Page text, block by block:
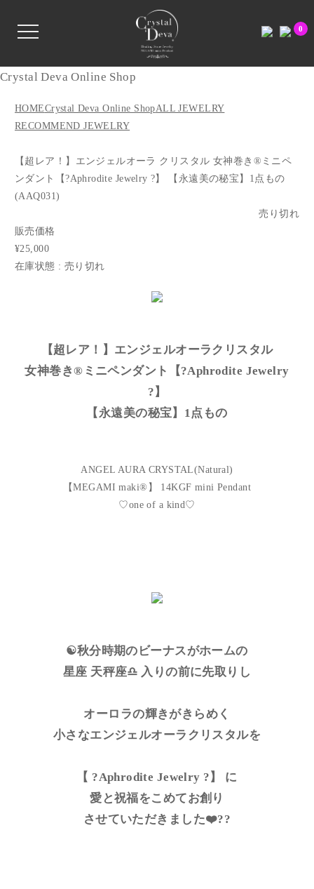
0
Crystal Deva Online Shop
HOMECrystal Deva Online ShopALL JEWELRY
RECOMMEND JEWELRY
【超レア！】エンジェルオーラ クリスタル 女神巻き®︎ミニペ
ンダント【?Aphrodite Jewelry ?】 【永遠美の秘宝】1点もの
(AAQ031)
売り切れ
販売価格
¥25,000
在庫状態 : 売り切れ
【超レア！】エンジェルオーラクリスタル
女神巻き®︎ミニペンダント【?Aphrodite Jewelry
?】
【永遠美の秘宝】1点もの
ANGEL AURA CRYSTAL(Natural)
【MEGAMI maki®︎】 14KGF mini Pendant
♡one of a kind♡
☯️秋分時期のビーナスがホームの
星座 天秤座♎️ 入りの前に先取りし
オーロラの輝きがきらめく
小さなエンジェルオーラクリスタルを
【 ?Aphrodite Jewelry ?】 に
愛と祝福をこめてお創り
させていただきました❤️??